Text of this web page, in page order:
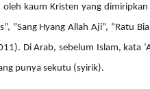
oleh kaum Kristen yang
”Sang Hyang Allah Aji”, “Ratu
Di Arab, sebelum Islam, kata
punya sekutu (syirik).